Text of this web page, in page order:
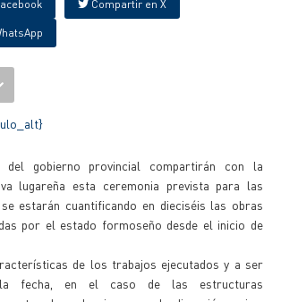
Compartir en X
del gobierno provincial compartirán con la
lugareña esta ceremonia prevista para las
estarán cuantificando en dieciséis las obras
por el estado formoseño desde el inicio de
de los trabajos ejecutados y a ser
la fecha, en el caso de las estructuras